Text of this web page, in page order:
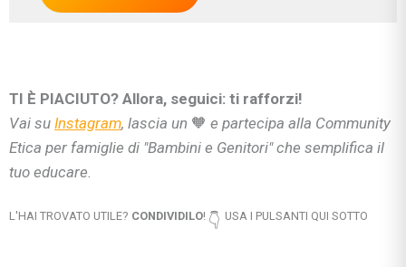
TI È PIACIUTO? Allora, seguici: ti rafforzi!
Vai su Instagram, lascia un 🧡 e partecipa alla Community
Etica per famiglie di "Bambini e Genitori" che semplifica il
tuo educare.
L'HAI TROVATO UTILE? CONDIVIDILO! 👇 USA I PULSANTI QUI SOTTO